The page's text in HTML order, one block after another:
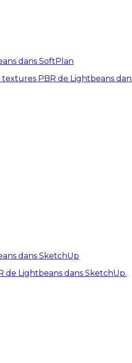
dans SoftPlan
PBR de Lightbeans
dans SketchUp
Lightbeans dans SketchUp.